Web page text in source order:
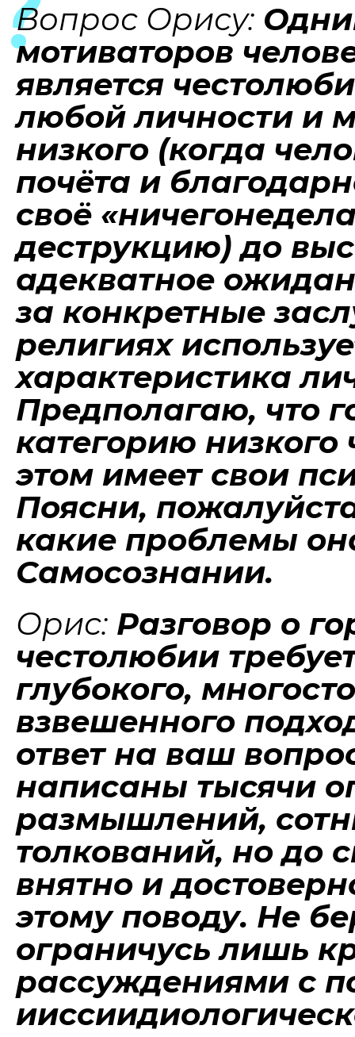
Вопрос Орису:
мотиваторов
является
любой личности и
низкого (когда
почёта и
своё
деструкцию) до
адекватное
за конкретные
религиях
характеристика
Предполагаю, что
категорию
этом имеет свои
Поясни,
какие проблемы
Самосознании.
Орис: Разговор о
честолюбии
глубокого,
взвешенного
ответ на ваш
написаны тысячи
размышлений,
толкований, но до
внятно и
этому поводу. Не
ограничусь лишь
рассуждениями с